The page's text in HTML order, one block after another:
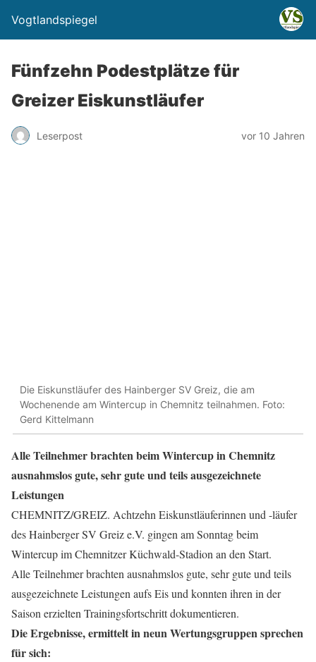
Vogtlandspiegel
Fünfzehn Podestplätze für
Greizer Eiskunstläufer
Leserpost vor 10 Jahren
Die Eiskunstläufer des Hainberger SV Greiz, die am
Wochenende am Wintercup in Chemnitz teilnahmen. Foto:
Gerd Kittelmann
Alle Teilnehmer brachten beim Wintercup in Chemnitz
ausnahmslos gute, sehr gute und teils ausgezeichnete
Leistungen
CHEMNITZ/GREIZ. Achtzehn Eiskunstläuferinnen und -läufer
des Hainberger SV Greiz e.V. gingen am Sonntag beim
Wintercup im Chemnitzer Küchwald-Stadion an den Start.
Alle Teilnehmer brachten ausnahmslos gute, sehr gute und teils
ausgezeichnete Leistungen aufs Eis und konnten ihren in der
Saison erzielten Trainingsfortschritt dokumentieren.
Die Ergebnisse, ermittelt in neun Wertungsgruppen sprechen
für sich: